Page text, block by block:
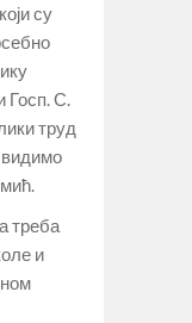
су
Госп. С.
труд
видимо
треба
и